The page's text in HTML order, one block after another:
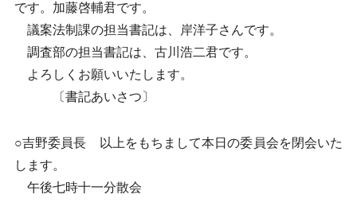
です。加藤啓輔君です。
議案法制課の担当書記は、岸洋子さんです。
調査部の担当書記は、古川浩二君です。
よろしくお願いいたします。
〔書記あいさつ〕
○吉野委員長 以上をもちまして本日の委員会を閉会いた
します。
午後七時十一分散会